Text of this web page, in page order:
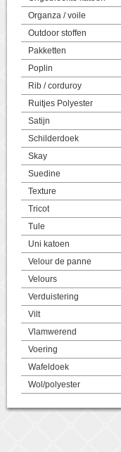
Organza / voile
Outdoor stoffen
Pakketten
Poplin
Rib / corduroy
Ruitjes Polyester
Satijn
Schilderdoek
Skay
Suedine
Texture
Tricot
Tule
Uni katoen
Velour de panne
Velours
Verduistering
Vilt
Vlamwerend
Voering
Wafeldoek
Wol/polyester